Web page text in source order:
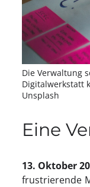
Die Verwaltung
Digitalwerkstatt
Unsplash
Eine
13. Oktober
frustrierende